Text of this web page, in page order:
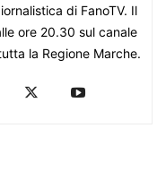
di FanoTV. Il
ore 20.30 sul canale
la Regione Marche.